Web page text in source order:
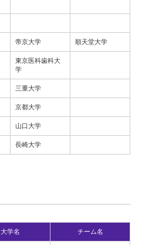
帝京大学 順天堂大学
東京医科歯科大
学
三重大学
京都大学
山口大学
長崎大学
大学名 チーム名